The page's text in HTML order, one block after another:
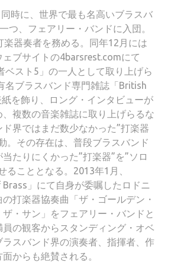
時に、世界で最も名高いブラスバ
つ、フェアリー・バンドに入団。
楽器奏者を務める。同年12月には
ブサイトの4barsrest.comにて
ベスト5」の一人として取り上げら
名ブラスバンド専門雑誌「British
を飾り、ロング・インタビューが
複数の音楽雑誌に取り上げらるな
界ではまだ数少なかった”打楽器
。その存在は、普段ブラスバンド
たりにくかった”打楽器”を”ソロ
ることとなる。2013年1月、
Brass」にて自身が委嘱したロドニ
打楽器協奏曲「ザ・ゴールデン・
・サン」をフェアリー・バンドと
の観客からスタンディング・オベ
スバンド界の演奏者、指揮者、作
からも絶賛される。